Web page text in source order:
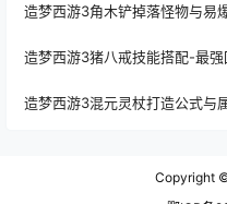
造梦西游3角木铲掉落怪物与易
造梦西游3猪八戒技能搭配-最
造梦西游3混元灵杖打造公式与
Copyright